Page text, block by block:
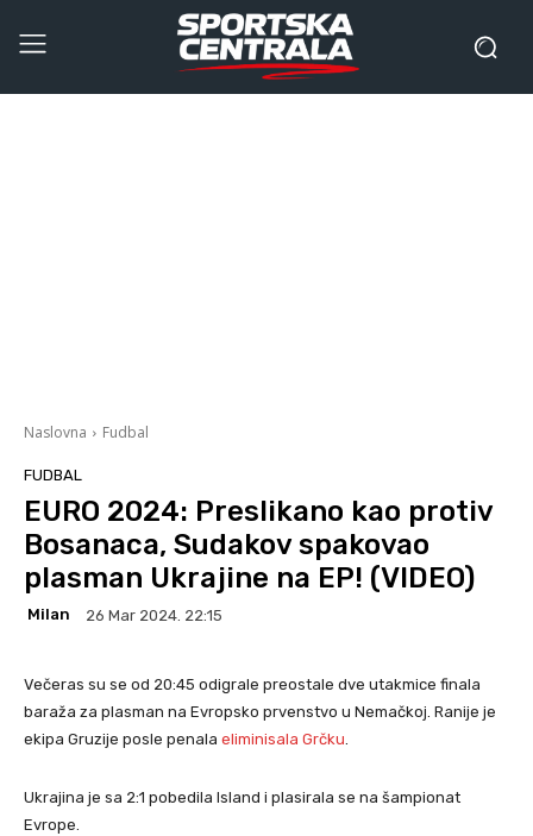
Naslovna Fudbal
FUDBAL
EURO 2024: Preslikano kao protiv
Bosanaca, Sudakov spakovao
plasman Ukrajine na EP! (VIDEO)
Milan 26 Mar 2024. 22:15
Večeras su se od 20:45 odigrale preostale dve utakmice finala
baraža za plasman na Evropsko prvenstvo u Nemačkoj. Ranije je
ekipa Gruzije posle penala eliminisala Grčku
Ukrajina je sa 2:1 pobedila Island i plasirala se na šampionat
Evrope.